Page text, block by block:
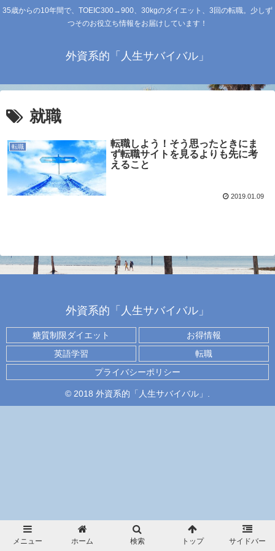
35歳からの10年間で、TOEIC300→900、30kgのダイエット、3回の転職。少しず
つそのお役立ち情報をお届けしています！
外資系的「人生サバイバル」
就職
転職
転職しよう！そう思ったときにま
ず転職サイトを見るよりも先に考
えること
2019.01.09
外資系的「人生サバイバル」
糖質制限ダイエット
お得情報
英語学習
転職
プライバシーポリシー
© 2018 外資系的「人生サバイバル」.
メニュー ホーム 検索 トップ サイドバー